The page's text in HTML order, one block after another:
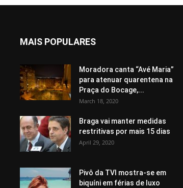
MAIS POPULARES
Moradora canta “Avé Maria”
para atenuar quarentena na
Praça do Bocage,...
March 18, 2020
Braga vai manter medidas
restritivas por mais 15 dias
April 29, 2020
Pivô da TVI mostra-se em
biquíni em férias de luxo